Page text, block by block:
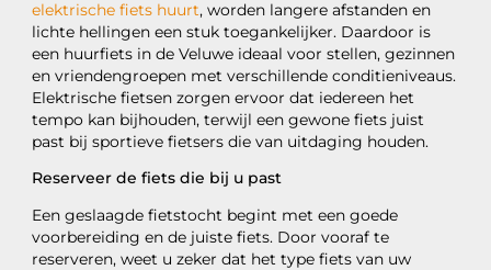
elektrische fiets huurt, worden langere afstanden en
lichte hellingen een stuk toegankelijker. Daardoor is
een huurfiets in de Veluwe ideaal voor stellen, gezinnen
en vriendengroepen met verschillende conditieniveaus.
Elektrische fietsen zorgen ervoor dat iedereen het
tempo kan bijhouden, terwijl een gewone fiets juist
past bij sportieve fietsers die van uitdaging houden.
Reserveer de fiets die bij u past
Een geslaagde fietstocht begint met een goede
voorbereiding en de juiste fiets. Door vooraf te
reserveren, weet u zeker dat het type fiets van uw